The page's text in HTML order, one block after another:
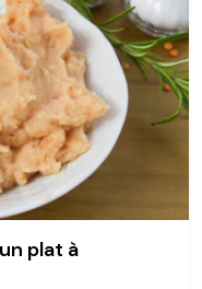
plat à